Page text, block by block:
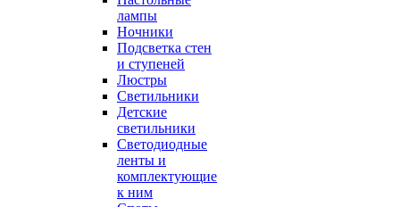
лампы
Ночники
Подсветка стен
и ступеней
Люстры
Светильники
Детские
светильники
Светодиодные
ленты и
комплектующие
к ним